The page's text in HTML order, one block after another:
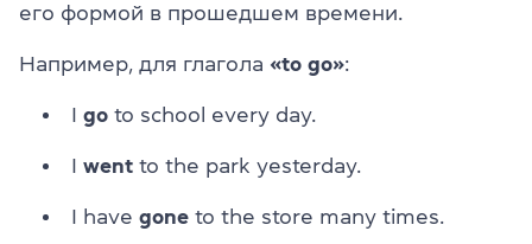
его формой в прошедшем времени.
Например, для глагола «to go»:
I go to school every day.
I went to the park yesterday.
I have gone to the store many times.